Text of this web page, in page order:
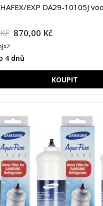
EXP DA29-10105J
870,00 Kč
4 dnů